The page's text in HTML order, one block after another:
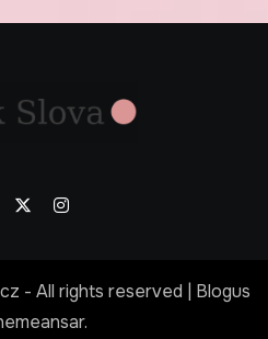
- All rights reserved | Blogus
.